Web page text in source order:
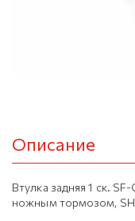
Описание
Втулка задняя 1 ск.
ножным тормозом,